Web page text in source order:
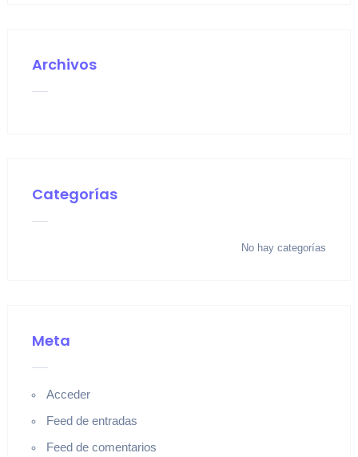
Archivos
Categorías
No hay categorías
Meta
Acceder
Feed de entradas
Feed de comentarios